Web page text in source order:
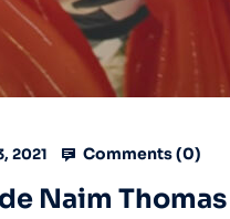
2021 Comments (0)
Naim